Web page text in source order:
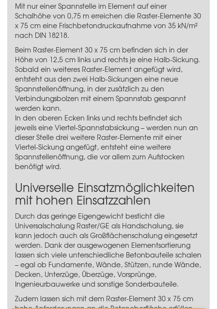
Mit nur einer Spannstelle im Element auf einer
Schalhöhe von 0,75 m erreichen die Raster-Elemente 30
x 75 cm eine Frischbetondruckaufnahme von 35 kN/m²
nach DIN 18218.
Beim Raster-Element 30 x 75 cm befinden sich in der
Höhe von 12,5 cm links und rechts je eine Halb-Sickung.
Sobald ein weiteres Raster-Element angefügt wird,
entsteht aus den zwei Halb-Sickungen eine neue
Spannstellenöffnung, in der zusätzlich zu den
Verbindungsbolzen mit einem Spannstab gespannt
werden kann.
In den oberen Ecken links und rechts befindet sich
jeweils eine Viertel-Spannstabsickung – werden nun an
dieser Stelle drei weitere Raster-Elemente mit einer
Viertel-Sickung angefügt, entsteht eine weitere
Spannstellenöffnung, die vor allem zum Aufstocken
benötigt wird.
Universelle Einsatzmöglichkeiten
mit hohen Einsatzzahlen
Durch das geringe Eigengewicht besticht die
Universalschalung Raster/GE als Handschalung, sie
kann jedoch auch als Großflächenschalung eingesetzt
werden. Dank der ausgewogenen Elementsortierung
lassen sich viele unterschiedliche Betonbauteile schalen
– egal ob Fundamente, Wände, Stützen, runde Wände,
Decken, Unterzüge, Überzüge, Vorsprünge,
Ingenieurbauwerke und sonstige Sonderbauteile.
Zudem lassen sich mit dem Raster-Element 30 x 75 cm